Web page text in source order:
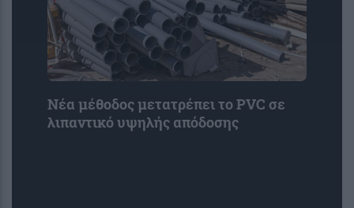
Νέα μέθοδος μετατρέπει το PVC σε
λιπαντικό υψηλής απόδοσης